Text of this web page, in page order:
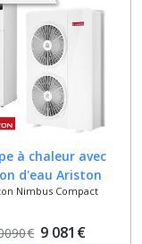
à chaleur avec
d'eau Ariston
COMPACT 120 S
Nimbus Compact
€ 9 081 €